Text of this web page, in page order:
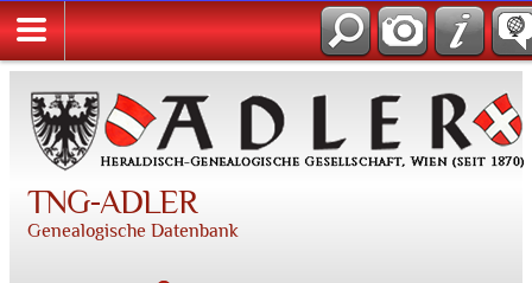
TNG-ADLER
Genealogische Datenbank